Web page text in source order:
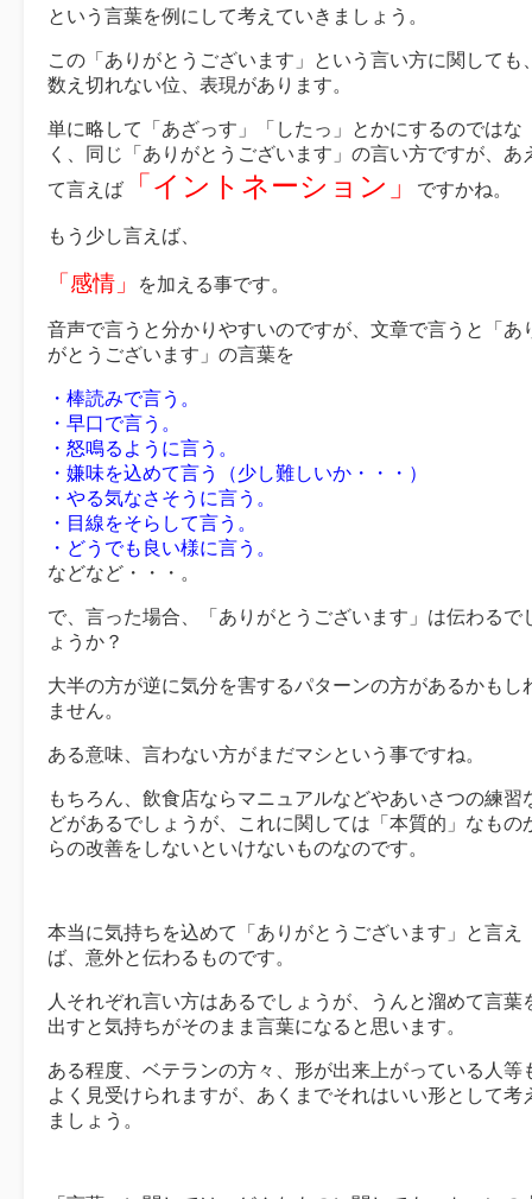
という言葉を例にして考えていきましょう。
この「ありがとうございます」という言い方に関しても
数え切れない位、表現があります。
単に略して「あざっす」「したっ」とかにするのではな
く、同じ「ありがとうございます」の言い方ですが、あ
て言えば
「イントネーション」 ですかね。
もう少し言えば、
「感情」 を加える事です。
音声で言うと分かりやすいのですが、文章で言うと「あ
がとうございます」の言葉を
・棒読みで言う。
・早口で言う。
・怒鳴るように言う。
・嫌味を込めて言う（少し難しいか・・・）
・やる気なさそうに言う。
・目線をそらして言う。
・どうでも良い様に言う。
などなど・・・。
で、言った場合、「ありがとうございます」は伝わるで
ょうか？
大半の方が逆に気分を害するパターンの方があるかもし
ません。
ある意味、言わない方がまだマシという事ですね。
もちろん、飲食店ならマニュアルなどやあいさつの練習
どがあるでしょうが、これに関しては「本質的」なもの
らの改善をしないといけないものなのです。
本当に気持ちを込めて「ありがとうございます」と言え
ば、意外と伝わるものです。
人それぞれ言い方はあるでしょうが、うんと溜めて言葉
出すと気持ちがそのまま言葉になると思います。
ある程度、ベテランの方々、形が出来上がっている人等
よく見受けられますが、あくまでそれはいい形として考
ましょう。